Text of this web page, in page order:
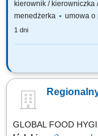
kierownik / kierowniczka
menedżerka
umowa o
1 dni
TWOJA ROLA
gospodarką
STANOWISKU
GLOBAL FOOD